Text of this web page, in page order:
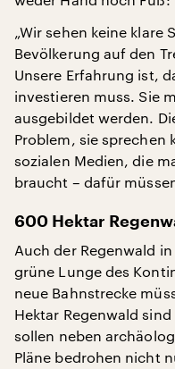
„Wir sehen keine klare
Bevölkerung auf den
Unsere Erfahrung ist,
investieren muss. Sie
ausgebildet werden.
Problem, sie sprechen
sozialen Medien, die
braucht – dafür
600 Hektar
Auch der Regenwald
grüne Lunge des
neue Bahnstrecke
Hektar Regenwald
sollen neben
Pläne bedrohen nicht